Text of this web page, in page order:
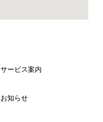
サービス案内
お知らせ